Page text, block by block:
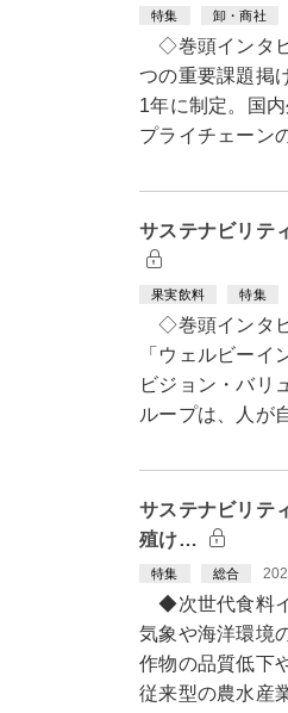
特集 卸・商社
◇巻頭インタ
つの重要課題掲
1年に制定。国
プライチェーン
サステナビリテ
果実飲料 特集
◇巻頭インタ
「ウェルビー
ビジョン・バリ
ループは、人が
サステナビリテ
殖け…
特集 総合
◆次世代食料
気象や海洋環境
作物の品質低下
従来型の農水産